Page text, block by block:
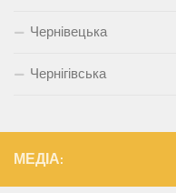
Чернівецька
Чернігівська
МЕДІА: